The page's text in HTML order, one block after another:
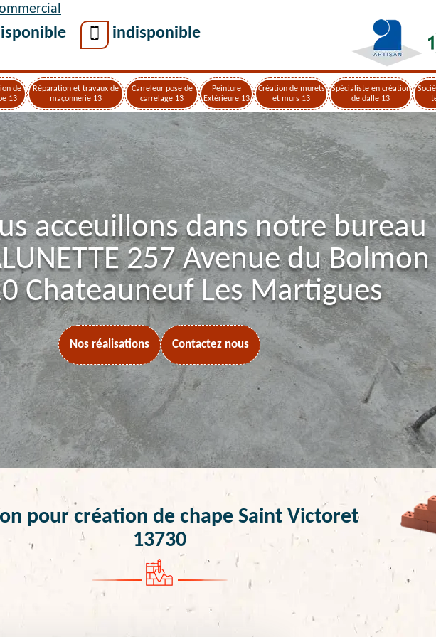
indisponible
de
13
Réparation et travaux de
maçonnerie 13
Carreleur pose de
carrelage 13
Peinture
Extérieure 13
Création de murets
et murs 13
Spécialiste en création
de dalle 13
acceuillons dans notre bureau
257 Avenue du Bolmon
Chateauneuf Les Martigues
Nos réalisations Contactez nous
pour création de chape Saint Victoret
13730